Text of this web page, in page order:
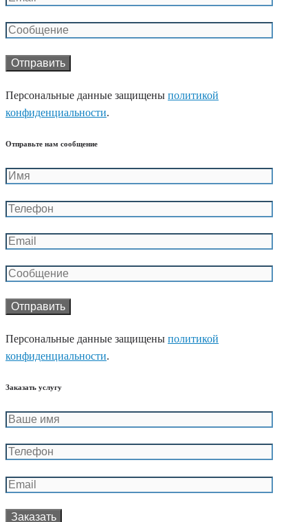
Персональные данные защищены политикой
конфиденциальности.
Отправьте нам сообщение
Персональные данные защищены политикой
конфиденциальности.
Заказать услугу